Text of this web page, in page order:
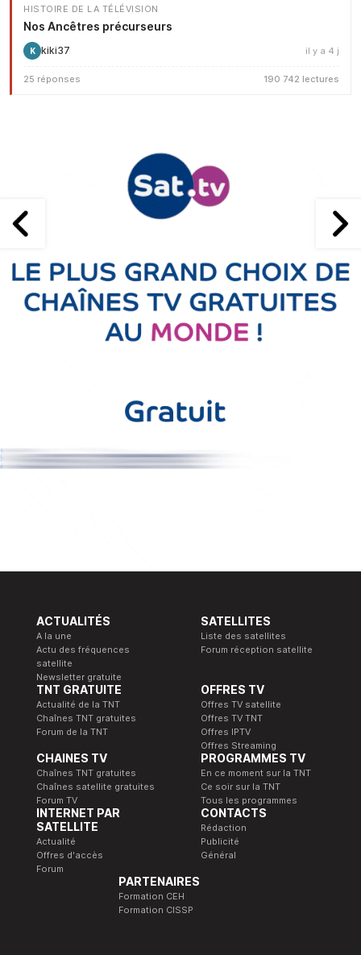
HISTOIRE DE LA TÉLÉVISION
Nos Ancêtres précurseurs
K kiki37 il y a 4 j
25 réponses 190 742 lectures
ACTUALITÉS
A la une
Actu des fréquences
satellite
Newsletter gratuite
SATELLITES
Liste des satellites
Forum réception satellite
TNT GRATUITE
Actualité de la TNT
Chaînes TNT gratuites
Forum de la TNT
OFFRES TV
Offres TV satellite
Offres TV TNT
Offres IPTV
Offres Streaming
CHAINES TV
Chaînes TNT gratuites
Chaînes satellite gratuites
Forum TV
PROGRAMMES TV
En ce moment sur la TNT
Ce soir sur la TNT
Tous les programmes
INTERNET PAR
SATELLITE
Actualité
Offres d'accès
Forum
CONTACTS
Rédaction
Publicité
Général
PARTENAIRES
Formation CEH
Formation CISSP